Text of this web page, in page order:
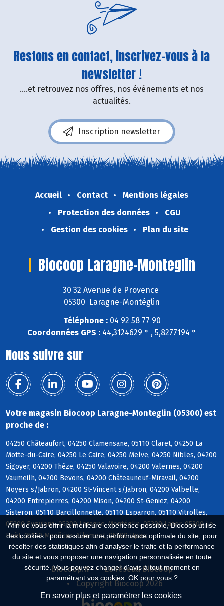
Afin de vous offrir la meilleure expérience possible, Biocoop utilise
des cookies : pour assurer une performance optimale du site, pour
récolter des statistiques afin d'analyser le trafic et la performance
du site et vous proposer une navigation personnalisée en toute
sécurité. Vous pouvez changer d'avis à tout moment en
paramétrant vos cookies. OK pour vous ?
En savoir plus et paramétrer les cookies
Restons en contact, inscrivez-vous à la
newsletter !
....et retrouvez nos offres, nos événements et nos
actualités.
Inscription newsletter
Accueil Contact
Mentions légales
Protection des données
CGU
Gestion des cookies
Plan du site
Biocoop Laragne-Monteglin
30 32 Avenue de Provence
05300 Laragne-Montéglin
Téléphone :04 92 58 77 90
Coordonnées GPS : 44,3124629 ° , 5,8277194 °
Nous suivre sur
Votre magasin Biocoop Laragne-Monteglin (05300) est
proche de :
04250 Châteaufort, 04250 Clamensane, 05110 Claret, 04250 La
Motte-du-Caire, 04250 Le Caire, 04250 Melve, 04250 Nibles, 04200
Sigoyer, 04200 Thèze, 04250 Valavoire, 04200 Valernes, 04200
Vaumeilh, 04200 Bevons, 04200 Châteauneuf-Miravail, 04200
Noyers s/Jabron, 04200 St-Vincent s/Jabron, 04200 Valbelle,
04200 Entrepierres, 04200 Mison, 04200 St-Geniez, 04200
Sisteron, 05110 Barcillonnette, 05110 Esparron, 05110 Vitrolles,
05300 Eyguians, 05300 Laragne-Montéglin, 05300 Lazer, 05300 Le
Poët, 05110 Monêtier-Allemont, 05300 Upaix
Biocoop.fr
Le réseau Biocoop
Copyright Biocoop 2026